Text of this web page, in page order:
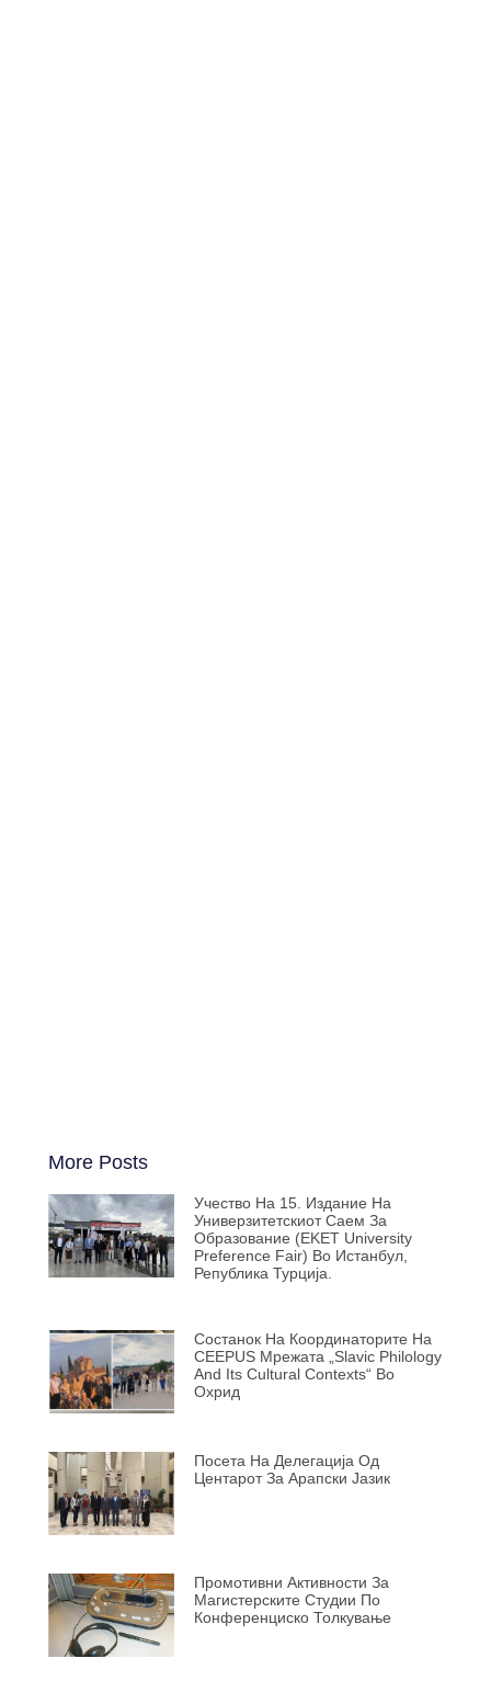
More Posts
Учество На 15. Издание На
Универзитетскиот Саем За
Образование (EKET University
Preference Fair) Во Истанбул,
Република Турција.
Состанок На Координаторите На
CEEPUS Мрежата „Slavic Philology
And Its Cultural Contexts“ Во
Охрид
Посета На Делегација Од
Центарот За Арапски Јазик
Промотивни Активности За
Магистерските Студии По
Конференциско Толкување